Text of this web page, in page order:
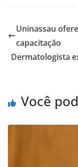
s
A
p
e
b
o
Uninassau
capacitação
Dermatologista
Você